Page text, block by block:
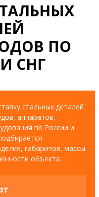
ПО
СНГ
стальных деталей
аппаратов,
по России и
габаритов, массы
объекта.